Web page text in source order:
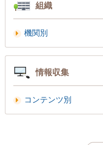
組織
機関別
情報収集
コンテンツ別